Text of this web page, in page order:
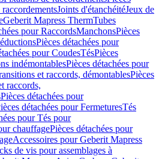
Joints d'étanchéitéJeux de
Geberit Mapress ThermTubes
pour RaccordsManchonsPièces
Pièces détachées pour
pour CoudesTésPièces
indémontablesPièces détachées pour
et raccords, démontablesPièces
raccords,
Pièces détachées pour
détachées pour FermeturesTés
pour Tés pour
chauffagePièces détachées pour
Accessoires pour Geberit Mapress
de vis pour assemblages à